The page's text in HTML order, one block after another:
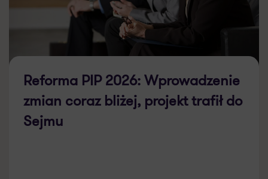
Reforma PIP 2026: Wprowadzenie
zmian coraz bliżej, projekt trafił do
Sejmu